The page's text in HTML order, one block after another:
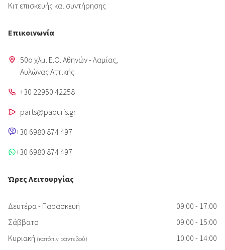
Κιτ επισκευής και συντήρησης
Επικοινωνία
50o χλμ. Ε.Ο. Αθηνών - Λαμίας,
Aυλώνας Αττικής
+30 22950 42258
parts@paouris.gr
+30 6980 874 497
+30 6980 874 497
Ώρες Λειτουργίας
Δευτέρα - Παρασκευή
09:00 - 17:00
Σάββατο
09:00 - 15:00
Κυριακή (κατόπιν ραντεβού) 10:00 - 14:00